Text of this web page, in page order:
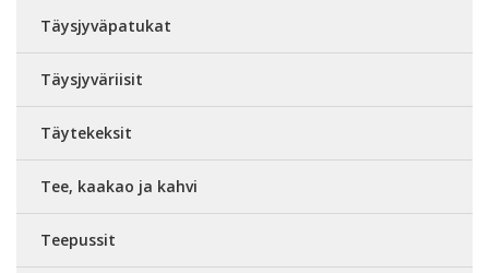
Täysjyväpatukat
Täysjyväriisit
Täytekeksit
Tee, kaakao ja kahvi
Teepussit